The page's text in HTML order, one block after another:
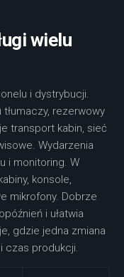
wielu
i dystrybucji.
rezerwowy
transport kabin, sieć
Wydarzenia
i monitoring. W
konsole,
mikrofony. Dobrze
i ułatwia
gdzie jedna zmiana
czas produkcji.